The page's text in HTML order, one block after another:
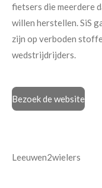
fietsers die meerdere
willen herstellen. SiS
zijn op verboden
wedstrijdrijders.
Bezoek de website
Leeuwen2wielers